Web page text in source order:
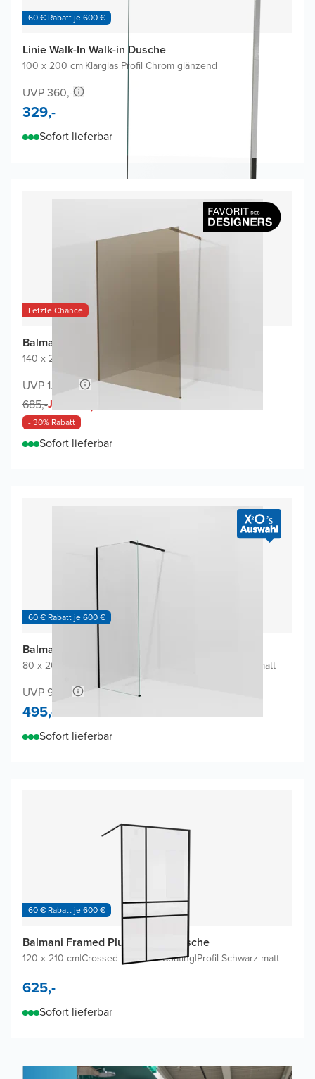
60 € Rabatt je 600 €
Linie Walk-In Walk-in Dusche
100 x 200 cm|Klarglas|Profil Chrom glänzend
UVP 360,-
329,-
Sofort lieferbar
Letzte Chance
Balmani Modular Walk-In Dusche
140 x 200 cm
UVP 1.320,-
685,-Jetzt
- 30% Rabatt
Sofort lieferbar
60 € Rabatt je 600 €
Balmani Modular Walk-In Dusche
80 x 200 cm Klarglas inklusive Coating Profil Schwarz matt
UVP 970,-
495,-
Sofort lieferbar
60 € Rabatt je 600 €
Balmani Framed Plus Walk-in Dusche
120 x 210 cm|Crossed inklusive Coating|Profil Schwarz matt
625,-
Sofort lieferbar